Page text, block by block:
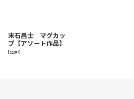
末石昌士 マグカッ
プ【アソート作品】
22674]